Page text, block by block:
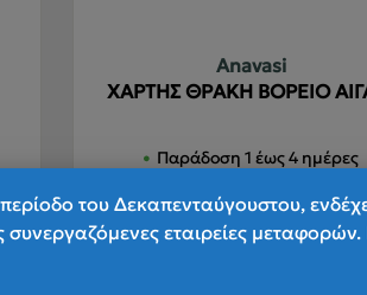
Anavasi
ΧΑΡΤΗΣ ΘΡΑΚΗ ΒΟΡΕΙΟ
Παράδοση 1 έως 4 ημέρες
του Δεκαπενταύγουστου,
συνεργαζόμενες εταιρείες